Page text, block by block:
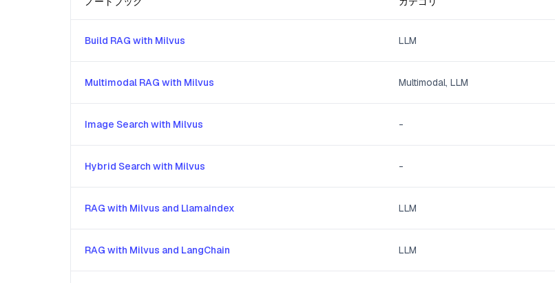
Build RAG with Milvus LLM
Multimodal RAG with Milvus Multimodal, LLM
Image Search with Milvus -
Hybrid Search with Milvus -
RAG with Milvus and LlamaIndex LLM
RAG with Milvus and LangChain LLM